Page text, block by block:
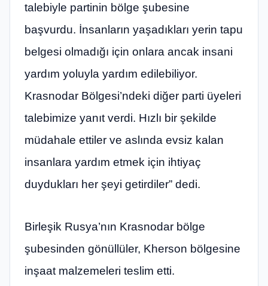
talebiyle partinin bölge şubesine
başvurdu. İnsanların yaşadıkları yerin tapu
belgesi olmadığı için onlara ancak insani
yardım yoluyla yardım edilebiliyor.
Krasnodar Bölgesi’ndeki diğer parti üyeleri
talebimize yanıt verdi. Hızlı bir şekilde
müdahale ettiler ve aslında evsiz kalan
insanlara yardım etmek için ihtiyaç
duydukları her şeyi getirdiler” dedi.
Birleşik Rusya’nın Krasnodar bölge
şubesinden gönüllüler, Kherson bölgesine
inşaat malzemeleri teslim etti.